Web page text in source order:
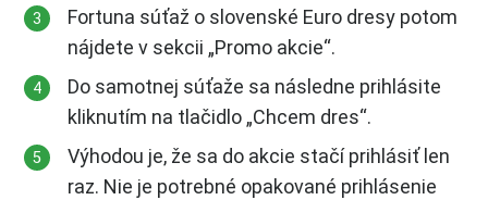
Fortuna súťaž o slovenské Euro dresy potom
nájdete v sekcii „Promo akcie“.
Do samotnej súťaže sa následne prihlásite
kliknutím na tlačidlo „Chcem dres“.
Výhodou je, že sa do akcie stačí prihlásiť len
raz. Nie je potrebné opakované prihlásenie